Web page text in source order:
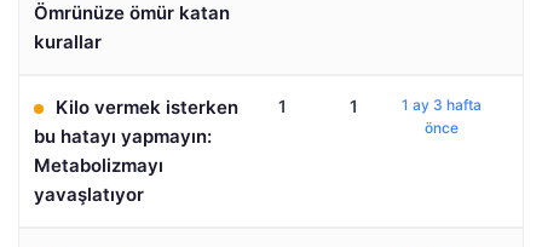
Ömrünüze ömür katan
kurallar
Kilo vermek isterken
bu hatayı yapmayın:
Metabolizmayı
yavaşlatıyor
1 1
1 ay 3 hafta
önce